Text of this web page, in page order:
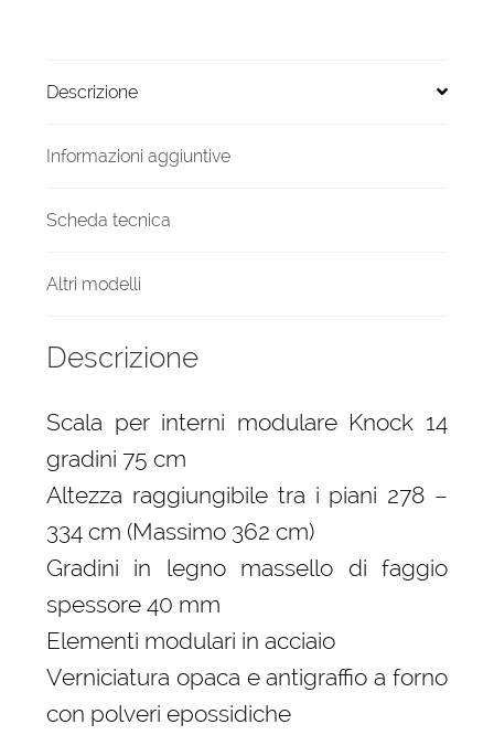
quantità
Descrizione
Informazioni aggiuntive
Scheda tecnica
Altri modelli
Descrizione
Scala per interni modulare Knock 14
gradini 75 cm
Altezza raggiungibile tra i piani 278 –
334 cm (Massimo 362 cm)
Gradini in legno massello di faggio
spessore 40 mm
Elementi modulari in acciaio
Verniciatura opaca e antigraffio a forno
con polveri epossidiche